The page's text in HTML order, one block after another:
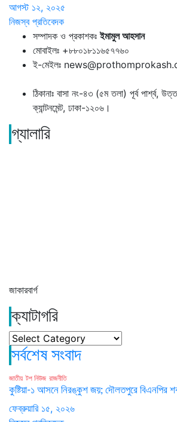
আগস্ট ১২, ২০২৫
নিজস্ব প্রতিবেদক
সম্পাদক ও প্রকাশকঃইমামুল আহসান
মোবাইলঃ +৮৮০১৮১১৬৫৭৭৬০
ই-মেইলঃ
ঠিকানাঃ বাসা নং-৪৩ (৫ম তলা) পূর্ব পার্শ্ব,
ক্যান্টনমেন্ট, ঢাকা-১২০৬।
গ্যালারি
জাকারবার্গ
ক্যাটাগরি
ক্যাটাগরি
সর্বশেষ সংবাদ
জাতীয় টপ নিউজ রাজনীতি
কুষ্টিয়া-১ আসনে নিরঙ্কুশ জয়; দৌলতপুরে বিএনপির
ফেব্রুয়ারি ১৫, ২০২৬